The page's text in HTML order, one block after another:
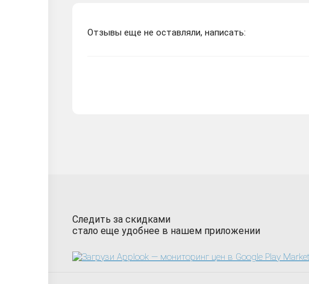
Отзывы еще не оставляли, написать:
Следить за скидками
стало еще удобнее в нашем приложении